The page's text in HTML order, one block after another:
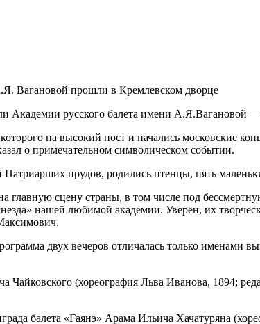
Вагановой прошли в Кремлевском дворце
Академии русского балета имени А.Я.Вагановой
на высокий пост и начались московские
о примечательном символическом событии.
прудов, родились птенцы, пять
главную сцену страны, в том числе под
нашей любимой академии. Уверен, их
двух вечеров отличалась только именами
Чайковского (хореография Льва Иванова, 1894;
балета «Гаянэ» Арама Ильича Хачатуряна